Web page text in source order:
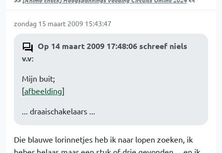
zondag 15 maart 2009 15:43:47
Op 14 maart 2009 17:48:06 schreef niels
v.v:
Mijn buit;
[afbeelding]
... draaischakelaars ...
Die blauwe lorinnetjes heb ik naar lopen zoeken, ik